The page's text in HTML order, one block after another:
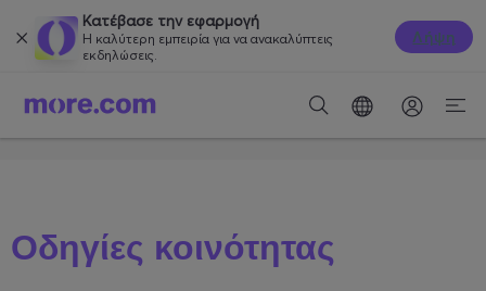
Κατέβασε την εφαρμογή
Η καλύτερη εμπειρία για να ανακαλύπτεις
εκδηλώσεις.
Λήψη
Οδηγίες κοινότητας